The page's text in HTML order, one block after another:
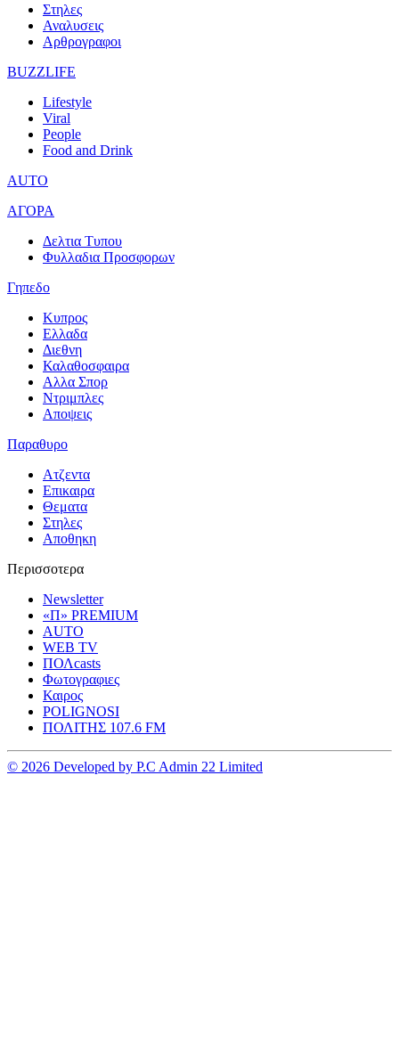
Στηλες
Αναλυσεις
Αρθρογραφοι
BUZZLIFE
Lifestyle
Viral
People
Food and Drink
AUTO
ΑΓΟΡΑ
Δελτια Τυπου
Φυλλαδια Προσφορων
Γηπεδο
Κυπρος
Ελλαδα
Διεθνη
Καλαθοσφαιρα
Αλλα Σπορ
Ντριμπλες
Αποψεις
Παραθυρο
Ατζεντα
Επικαιρα
Θεματα
Στηλες
Αποθηκη
Περισσοτερα
Newsletter
«Π» PREMIUM
AUTO
WEB TV
ΠΟΛcasts
Φωτογραφιες
Καιρος
POLIGNOSI
ΠΟΛΙΤΗΣ 107.6 FM
© 2026 Developed by P.C Admin 22 Limited